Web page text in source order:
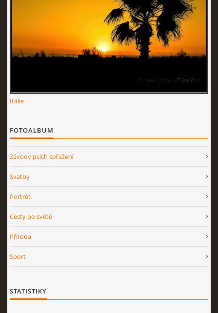
Itálie
FOTOALBUM
Závody psích spřežení
Svatby
Portrét
Cesty po světě
Příroda
Sport
STATISTIKY